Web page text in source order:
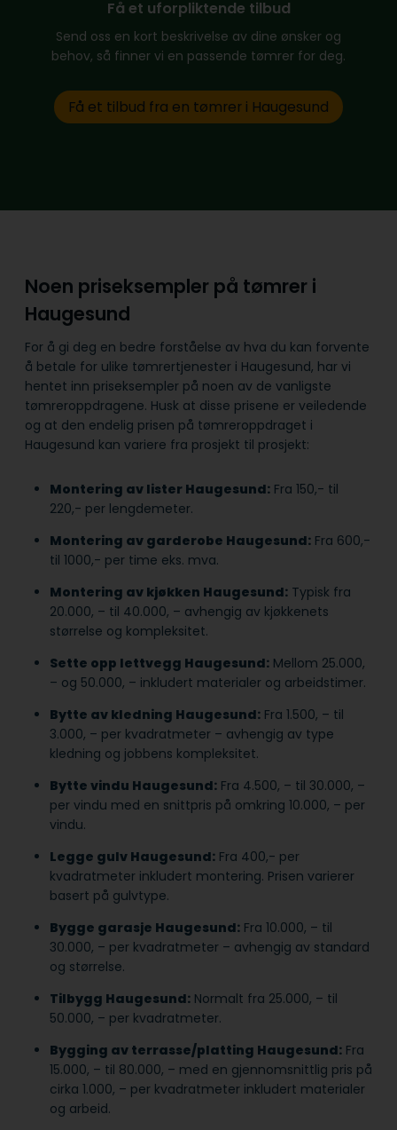
Få et uforpliktende tilbud
Send oss en kort beskrivelse av dine ønsker og
behov, så finner vi en passende tømrer for deg.
Få et tilbud fra en tømrer i Haugesund
Noen priseksempler på tømrer i
Haugesund
For å gi deg en bedre forståelse av hva du kan forvente
å betale for ulike tømrertjenester i Haugesund, har vi
hentet inn priseksempler på noen av de vanligste
tømreroppdragene. Husk at disse prisene er veiledende
og at den endelig prisen på tømreroppdraget i
Haugesund kan variere fra prosjekt til prosjekt:
Montering av lister Haugesund: Fra 150,- til
220,- per lengdemeter.
Montering av garderobe Haugesund: Fra 600,-
til 1000,- per time eks. mva.
Montering av kjøkken Haugesund: Typisk fra
20.000, – til 40.000, – avhengig av kjøkkenets
størrelse og kompleksitet.
Sette opp lettvegg Haugesund: Mellom 25.000,
– og 50.000, – inkludert materialer og arbeidstimer.
Bytte av kledning Haugesund: Fra 1.500, – til
3.000, – per kvadratmeter – avhengig av type
kledning og jobbens kompleksitet.
Bytte vindu Haugesund: Fra 4.500, – til 30.000, –
per vindu med en snittpris på omkring 10.000, – per
vindu.
Legge gulv Haugesund: Fra 400,- per
kvadratmeter inkludert montering. Prisen varierer
basert på gulvtype.
Bygge garasje Haugesund: Fra 10.000, – til
30.000, – per kvadratmeter – avhengig av standard
og størrelse.
Tilbygg Haugesund: Normalt fra 25.000, – til
50.000, – per kvadratmeter.
Bygging av terrasse/platting Haugesund: Fra
15.000, – til 80.000, – med en gjennomsnittlig pris på
cirka 1.000, – per kvadratmeter inkludert materialer
og arbeid.